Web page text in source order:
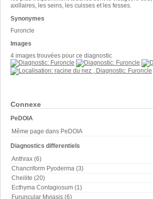
Connexe
PeDOIA
Même page dans PeDOIA
Diagnostics differentiels
Anthrax (6)
Chancriform Pyoderma (3)
Cheilite (20)
Ecthyma Contagiosum (1)
Furuncular Myiasis (6)
axillaires, les seins, les cuisses et les fesses.
Synonymes
Furoncle
Images
4 images trouvées pour ce diagnostic